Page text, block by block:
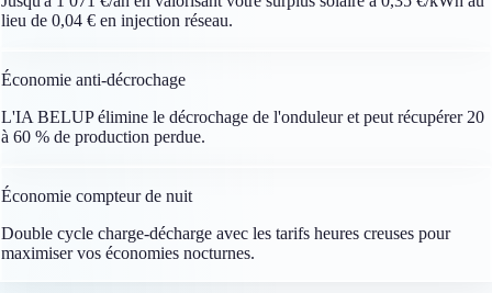
lieu de 0,04 € en injection réseau.
Économie anti-décrochage
L'IA BELUP élimine le décrochage de l'onduleur et peut récupérer 20
à 60 % de production perdue.
Économie compteur de nuit
Double cycle charge-décharge avec les tarifs heures creuses pour
maximiser vos économies nocturnes.